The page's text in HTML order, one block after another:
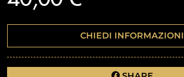
CHIEDI INFORMAZIONI